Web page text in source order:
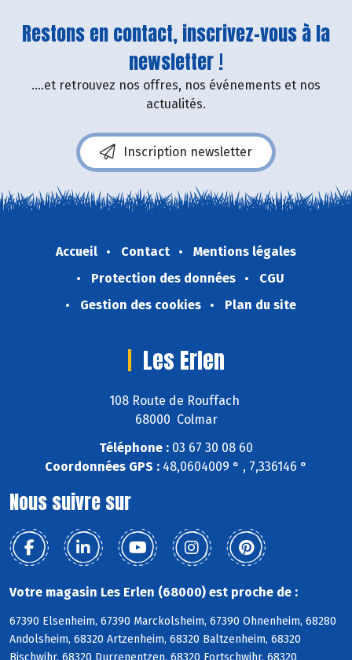
Restons en contact, inscrivez-vous à la
newsletter !
....et retrouvez nos offres, nos événements et nos
actualités.
Inscription newsletter
Accueil Contact
Mentions légales
Protection des données
CGU
Gestion des cookies
Plan du site
Les Erlen
108 Route de Rouffach
68000 Colmar
Téléphone : 03 67 30 08 60
Coordonnées GPS : 48,0604009 ° , 7,336146 °
Nous suivre sur
Votre magasin Les Erlen (68000) est proche de :
67390 Elsenheim, 67390 Marckolsheim, 67390 Ohnenheim, 68280
Andolsheim, 68320 Artzenheim, 68320 Baltzenheim, 68320